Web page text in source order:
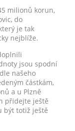
milionů korun,
do
je tak
nejblíže.
jsou spodní
našeho
částkám,
a u Plzně
přidejte ještě
být totiž ještě